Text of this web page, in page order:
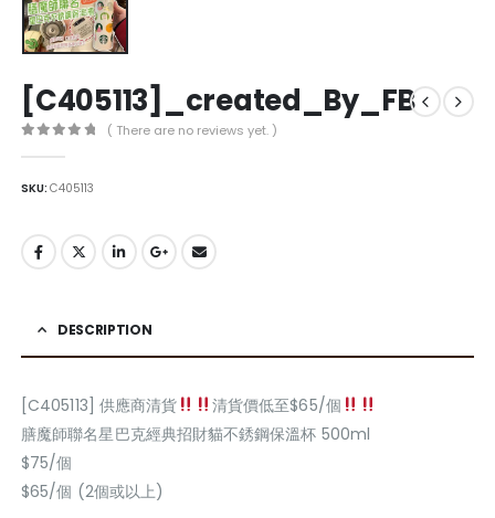
[C405113]_created_By_FB
( There are no reviews yet. )
SKU:C405113
DESCRIPTION
[C405113] 供應商清貨
清貨價低至$65/個
膳魔師聯名星巴克經典招財貓不銹鋼保溫杯 500ml
$75/個
$65/個 (2個或以上)